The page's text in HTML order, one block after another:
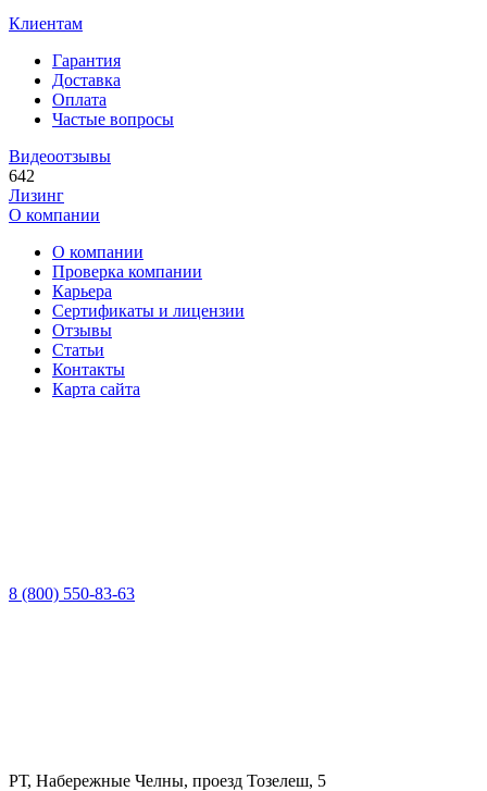
Клиентам
Гарантия
Доставка
Оплата
Частые вопросы
Видеоотзывы
642
Лизинг
О компании
О компании
Проверка компании
Карьера
Сертификаты и лицензии
Отзывы
Статьи
Контакты
Карта сайта
8 (800) 550-83-63
РТ, Набережные Челны, проезд Тозелеш, 5